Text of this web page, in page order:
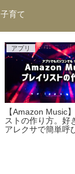
子育て
アプリ
【Amazon Music
ストの作り方。好
アレクサで簡単呼